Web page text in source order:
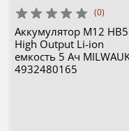
(0)
Аккумулятор M12 HB5
High Output Li-ion
емкость 5 Ач
4932480165